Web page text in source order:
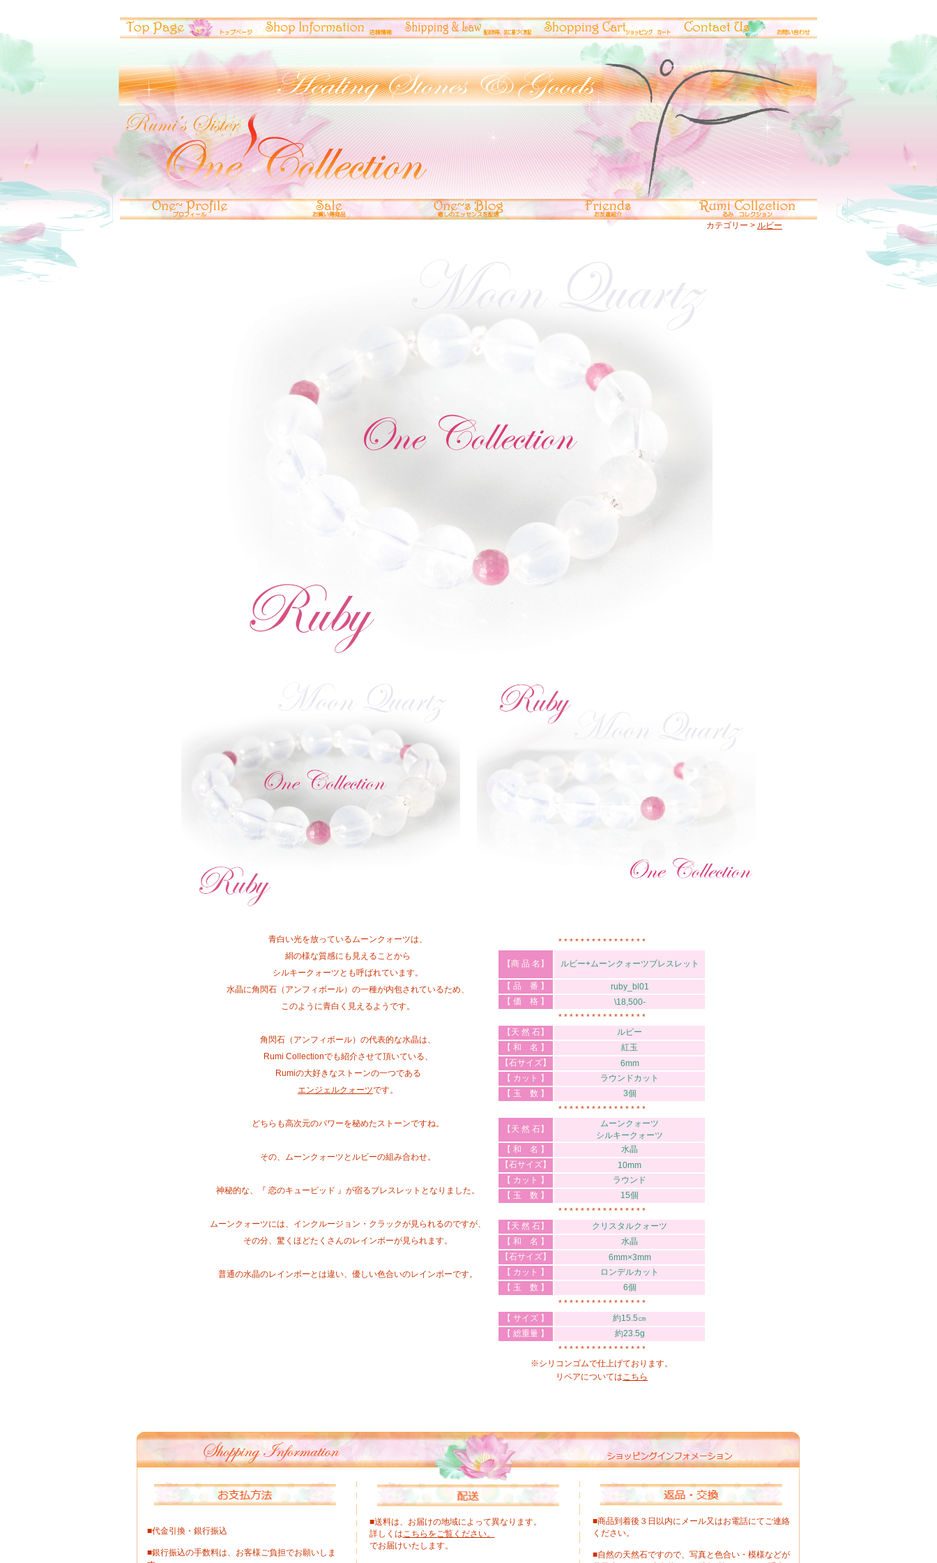
カテゴリー > ルビー
青白い光を放っているムーンクォーツは、
絹の様な質感にも見えることから
シルキークォーツとも呼ばれています。
水晶に角閃石（アンフィボール）の一種が内包されているため、
このように青白く見えるようです。
角閃石（アンフィボール）の代表的な水晶は、
Rumi Collectionでも紹介させて頂いている、
Rumiの大好きなストーンの一つである
エンジェルクォーツです。
どちらも高次元のパワーを秘めたストーンですね。
その、ムーンクォーツとルビーの組み合わせ。
神秘的な、『 恋のキューピッド 』が宿るブレスレットとなりました。
ムーンクォーツには、インクルージョン・クラックが見られるのですが、
その分、驚くほどたくさんのレインボーが見られます。
普通の水晶のレインボーとは違い、優しい色合いのレインボーです。
* * * * * * * * * * * * * * * *
【商 品 名】 ルビー+ムーンクォーツブレスレット
【 品 番 】
ruby_bl01
【 価 格 】
\18,500-
* * * * * * * * * * * * * * * *
【天 然 石】
ルビー
【 和 名 】
紅玉
【石サイズ】
6mm
【 カット 】
ラウンドカット
【 玉 数 】
3個
* * * * * * * * * * * * * * * *
【天 然 石】
ムーンクォーツ
シルキークォーツ
【 和 名 】
水晶
【石サイズ】
10mm
【 カット 】
ラウンド
【 玉 数 】
15個
* * * * * * * * * * * * * * * *
【天 然 石】
クリスタルクォーツ
【 和 名 】
水晶
【石サイズ】
6mm×3mm
【 カット 】
ロンデルカット
【 玉 数 】
6個
* * * * * * * * * * * * * * * *
【 サイズ 】
約15.5㎝
【 総重量 】
約23.5g
* * * * * * * * * * * * * * * *
※シリコンゴムで仕上げております。
リペアについてはこちら
■代金引換・銀行振込
■銀行振込の手数料は、お客様ご負担でお願いしま
■送料は、お届けの地域によって異なります。
詳しくはこちらをご覧ください。
でお届けいたします。
■商品到着後３日以内にメール又はお電話にてご連絡
ください。
■自然の天然石ですので、写真と色合い・模様などが